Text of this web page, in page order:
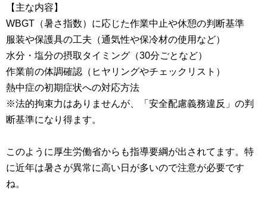
【主な内容】
WBGT（暑さ指数）に応じた作業中止や休憩の判断基準
服装や保護具の工夫（通気性や保冷材の使用など）
水分・塩分の摂取タイミング（30分ごとなど）
作業前の体調確認（ヒヤリングやチェックリスト）
熱中症の初期症状への対応方法
※法的拘束力はありませんが、「安全配慮義務違反」の判
断基準になり得ます。
このように厚生労働省からも指導要綱が出されてます。特
に近年は暑さが異常に高い日が多いので注意が必要です
ね。